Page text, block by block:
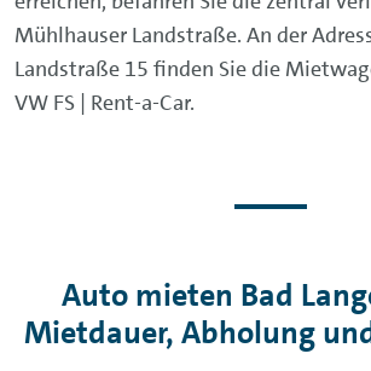
Mühlhauser Landstraße. An der
Landstraße 15 finden Sie die
VW FS | Rent-a-Car.
Auto mieten Bad
Mietdauer, Abholung